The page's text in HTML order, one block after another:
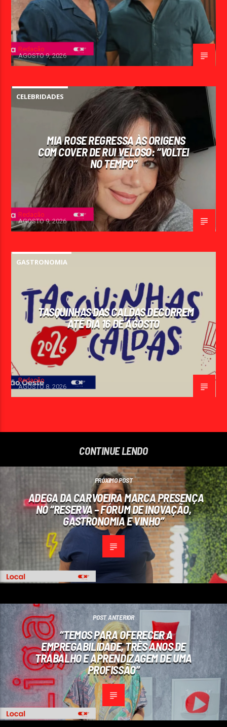
Redação
AGOSTO 9, 2026
CELEBRIDADES
MIA ROSE REGRESSA ÀS ORIGENS
COM COVER DE RUI VELOSO: “VOLTEI
NO TEMPO”
Redação
AGOSTO 9, 2026
GASTRONOMIA
TASQUINHAS DAS CALDAS DECORREM
ATÉ DIA 16 DE AGOSTO
Redação
AGOSTO 8, 2026
CONTINUE LENDO
PRÓXIMO POST
ADEGA DA CARVOEIRA MARCA PRESENÇA
NO “RESERVA – FÓRUM DE INOVAÇÃO,
GASTRONOMIA E VINHO”
POST ANTERIOR
“TEMOS PARA OFERECER A
EMPREGABILIDADE, TRÊS ANOS DE
TRABALHO E APRENDIZAGEM DE UMA
PROFISSÃO”